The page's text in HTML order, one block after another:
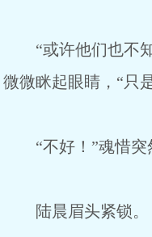
“或许他们也不知
微微眯起眼睛，“只
“不好！”魂惜突
陆晨眉头紧锁。